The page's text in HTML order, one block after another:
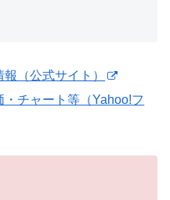
（公式サイト）
チャート等（Yahoo!フ